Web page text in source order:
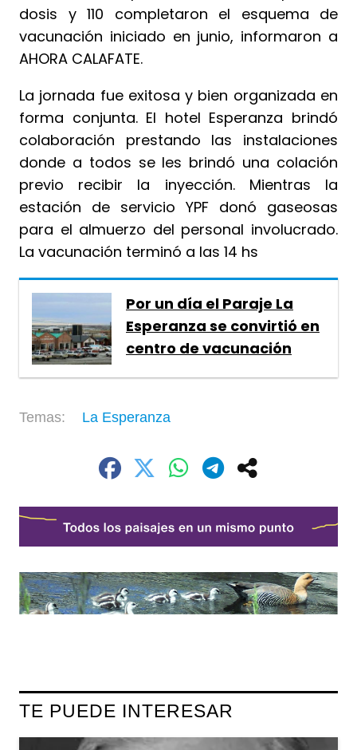
dosis y 110 completaron el esquema de
vacunación iniciado en junio, informaron a
AHORA CALAFATE.
La jornada fue exitosa y bien organizada en
forma conjunta. El hotel Esperanza brindó
colaboración prestando las instalaciones
donde a todos se les brindó una colación
previo recibir la inyección. Mientras la
estación de servicio YPF donó gaseosas
para el almuerzo del personal involucrado.
La vacunación terminó a las 14 hs
Por un día el Paraje La
Esperanza se convirtió en
centro de vacunación
La Esperanza
TE PUEDE INTERESAR